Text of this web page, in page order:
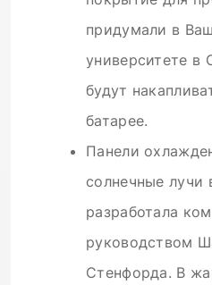
придумали в
университете в
будут
батарее.
Панели
солнечные лучи
разработала
руководством
Стенфорда. В